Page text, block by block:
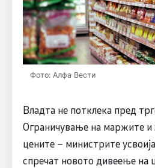
Фото: Алфа Вести
Владта не потклека пред
Ограничување на маржите и
цените – министрите
спречат новото дивеење на